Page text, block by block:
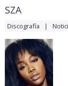
SZA
Discografía